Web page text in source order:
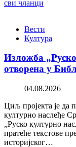
сви чланци
Вести
Култура
Изложба
отворена у
04.08.2026
Циљ пројекта је да
културно наслеђе
„Руско културно
пратеће текстове
историјског…